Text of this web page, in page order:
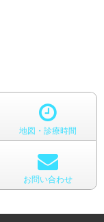
地図・診療時間
お問い合わせ